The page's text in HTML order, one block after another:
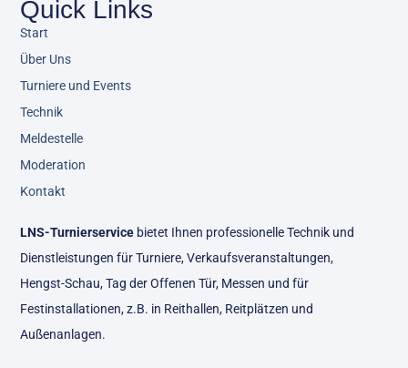
LNS-Turnierservice bietet Ihnen professionelle Technik und
Dienstleistungen für Turniere, Verkaufsveranstaltungen,
Hengst-Schau, Tag der Offenen Tür, Messen und für
Festinstallationen, z.B. in Reithallen, Reitplätzen und
Außenanlagen.
Quick Links
Start
Über Uns
Turniere und Events
Technik
Meldestelle
Moderation
Kontakt